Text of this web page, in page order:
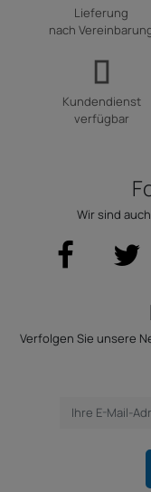
Lieferung
nach
Kundendienst
verfügbar
Wir sind
Verfolgen Sie unsere